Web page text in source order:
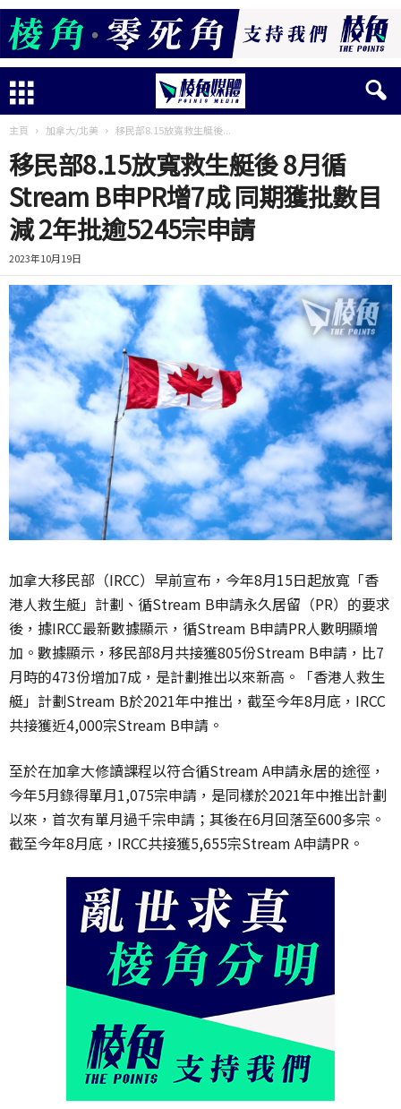
主頁 加拿大/北美 移民部8.15放寬救生艇後...
移民部8.15放寬救生艇後 8月循
Stream B申PR增7成 同期獲批數目
減 2年批逾5245宗申請
2023年10月19日
加拿大移民部（IRCC）早前宣布，今年8月15日起放寬「香
港人救生艇」計劃、循Stream B申請永久居留（PR）的要求
後，據IRCC最新數據顯示，循Stream B申請PR人數明顯增
加。數據顯示，移民部8月共接獲805份Stream B申請，比7
月時的473份增加7成，是計劃推出以來新高。「香港人救生
艇」計劃Stream B於2021年中推出，截至今年8月底，IRCC
共接獲近4,000宗Stream B申請。
至於在加拿大修讀課程以符合循Stream A申請永居的途徑，
今年5月錄得單月1,075宗申請，是同樣於2021年中推出計劃
以來，首次有單月過千宗申請；其後在6月回落至600多宗。
截至今年8月底，IRCC共接獲5,655宗Stream A申請PR。